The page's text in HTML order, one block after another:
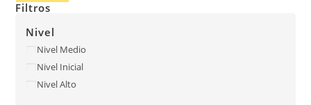
Filtros
Nivel
Nivel Medio
Nivel Inicial
Nivel Alto